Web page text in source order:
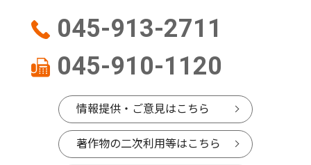
045-913-2711
045-910-1120
情報提供・ご意見はこちら
著作物の二次利用等はこちら